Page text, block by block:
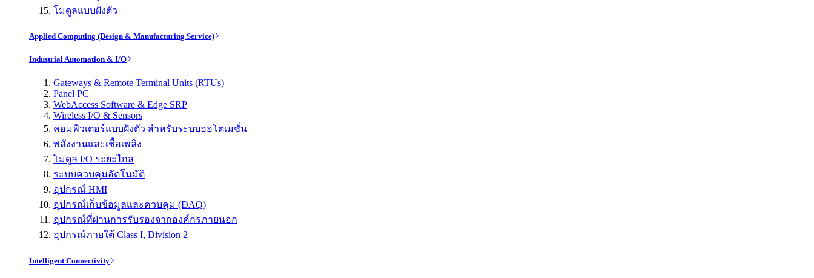
โมดูลแบบฝังตัว
Applied Computing (Design & Manufacturing Service)
Industrial Automation & I/O
Gateways & Remote Terminal Units (RTUs)
Panel PC
WebAccess Software & Edge SRP
Wireless I/O & Sensors
คอมพิวเตอร์แบบฝังตัว สำหรับระบบออโตเมชั่น
พลังงานและเชื้อเพลิง
โมดูล I/O ระยะไกล
ระบบควบคุมอัตโนมัติ
อุปกรณ์ HMI
อุปกรณ์เก็บข้อมูลและควบคุม (DAQ)
อุปกรณ์ที่ผ่านการรับรองจากองค์กรภายนอก
อุปกรณ์ภายใต้ Class I, Division 2
Intelligent Connectivity